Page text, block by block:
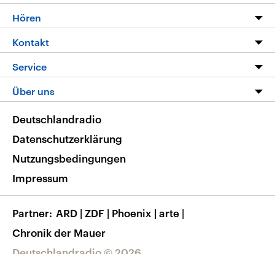
Programm
Die Nachrichten
Nachrichtenleicht
Neue Beiträge auf dlf.de
Hören
Livestream
Podcasts
Deutschlandfunk App
Nachrichten App
Frequenzen
Kontakt
Hörerservice
Service
FAQ
Veranstaltungen
Musikliste
RSS
Über uns
Barrierefreiheit
Deutschlandradio
Datenschutzerklärung
Nutzungsbedingungen
Impressum
Partner ARD | ZDF | Phoenix | arte |
Chronik der Mauer